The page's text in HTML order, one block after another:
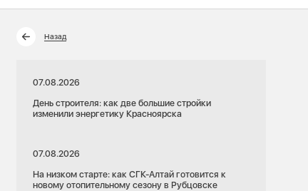
Назад
07.08.2026
День строителя: как две большие стройки
изменили энергетику Красноярска
07.08.2026
На низком старте: как СГК-Алтай готовится к
новому отопительному сезону в Рубцовске